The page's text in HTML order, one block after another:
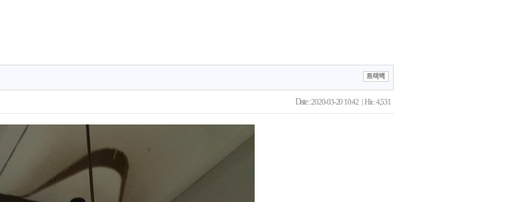
Date :2020-03-20 10:42 | Hit : 4,531